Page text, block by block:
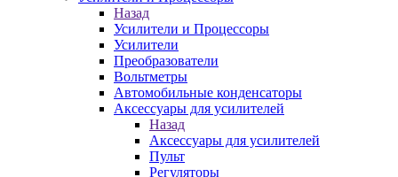
Назад
Усилители и Процессоры
Усилители
Преобразователи
Вольтметры
Автомобильные конденсаторы
Аксессуары для усилителей
Назад
Аксессуары для усилителей
Пульт
Регуляторы